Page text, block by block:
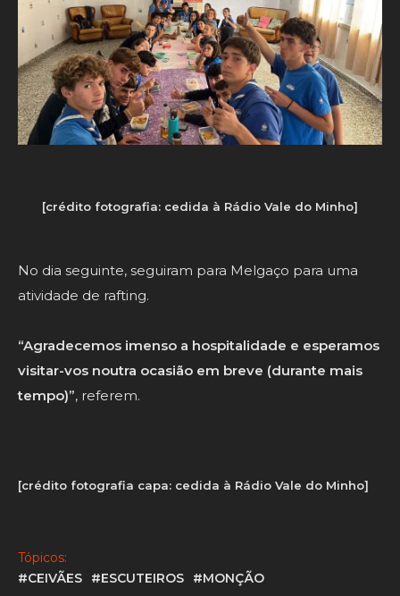
[crédito fotografia: cedida à Rádio Vale do Minho]
No dia seguinte, seguiram para Melgaço para uma
atividade de rafting.
“Agradecemos imenso a hospitalidade e esperamos
visitar-vos noutra ocasião em breve (durante mais
tempo)”, referem.
[crédito fotografia capa: cedida à Rádio Vale do Minho]
Tópicos:
#CEIVÃES
#ESCUTEIROS #MONÇÃO